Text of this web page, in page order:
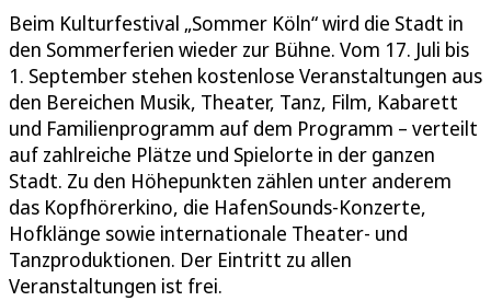
Beim Kulturfestival „Sommer Köln“ wird die Stadt in
den Sommerferien wieder zur Bühne. Vom 17. Juli bis
1. September stehen kostenlose Veranstaltungen aus
den Bereichen Musik, Theater, Tanz, Film, Kabarett
und Familienprogramm auf dem Programm – verteilt
auf zahlreiche Plätze und Spielorte in der ganzen
Stadt. Zu den Höhepunkten zählen unter anderem
das Kopfhörerkino, die HafenSounds-Konzerte,
Hofklänge sowie internationale Theater- und
Tanzproduktionen. Der Eintritt zu allen
Veranstaltungen ist frei.